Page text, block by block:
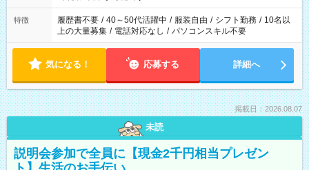
と、もう1つのお仕事の勤務時間。 合計で週40時間を超える場
合は応募できません。
特徴 履歴書不要 / 40～50代活躍中 / 服装自由 / シフト勤務 / 10名以
上の大量募集 / 電話対応なし / パソコンスキル不要
気になる！ 応募する 詳細へ
掲載日：2026.08.07
未読
説明会参加で全員に【現金2千円相当プレゼン